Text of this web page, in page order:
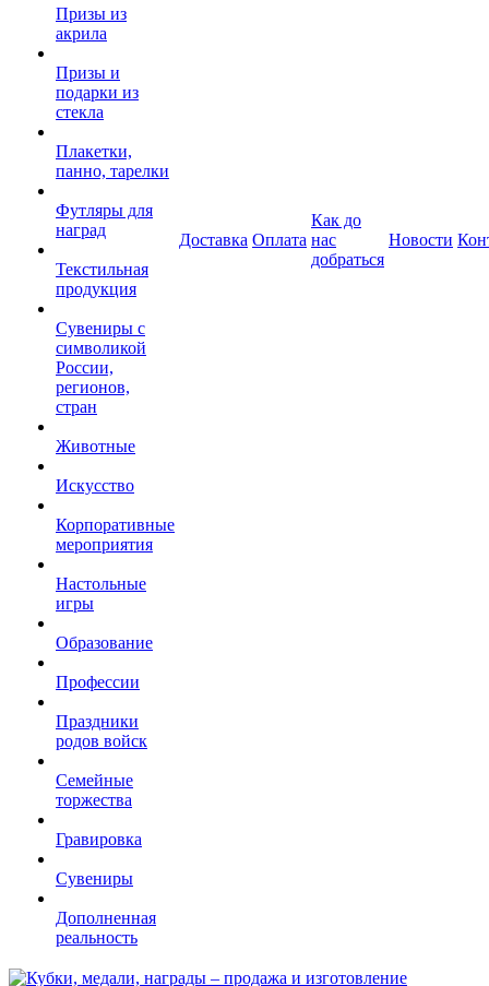
Призы из
акрила
Призы и
подарки из
стекла
Плакетки,
панно, тарелки
Футляры для
наград
Текстильная
продукция
Сувениры с
символикой
России,
регионов,
стран
Животные
Искусство
Корпоративные
мероприятия
Настольные
игры
Образование
Профессии
Праздники
родов войск
Семейные
торжества
Гравировка
Сувениры
Дополненная
реальность
Доставка Оплата
Как до
нас
добраться
Новости